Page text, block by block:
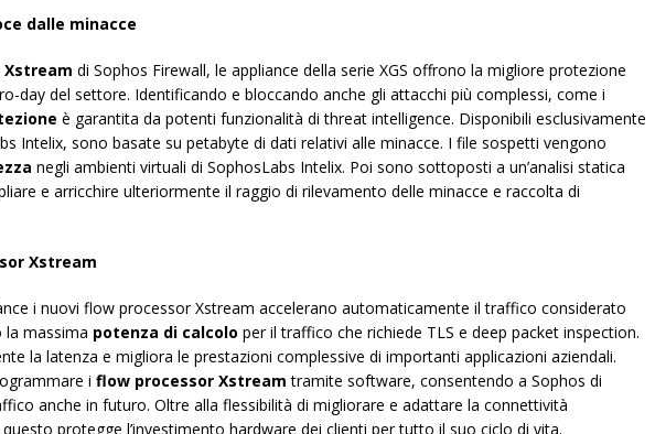
dalle minacce
Xstream di Sophos Firewall, le appliance della serie XGS offrono la migliore protezione
day del settore. Identificando e bloccando anche gli attacchi più complessi, come i
è garantita da potenti funzionalità di threat intelligence. Disponibili esclusivamente
Intelix, sono basate su petabyte di dati relativi alle minacce. I file sospetti vengono
negli ambienti virtuali di SophosLabs Intelix. Poi sono sottoposti a un’analisi statica
e arricchire ulteriormente il raggio di rilevamento delle minacce e raccolta di
Xstream
i nuovi flow processor Xstream accelerano automaticamente il traffico considerato
la massima potenza di calcolo per il traffico che richiede TLS e deep packet inspection.
la latenza e migliora le prestazioni complessive di importanti applicazioni aziendali.
i flow processor Xstream tramite software, consentendo a Sophos di
anche in futuro. Oltre alla flessibilità di migliorare e adattare la connettività
questo protegge l’investimento hardware dei clienti per tutto il suo ciclo di vita.